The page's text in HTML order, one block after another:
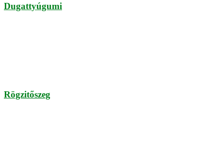
Dugattyúgumi
Rögzitőszeg